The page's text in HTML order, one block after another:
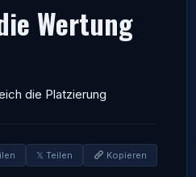
Wertung
die Platzierung
𝕏 Teilen Kopieren